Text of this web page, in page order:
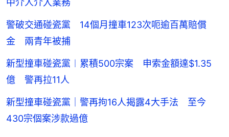
中介人介入業務
警破交通碰瓷黨 14個月撞車123次呃逾百萬賠償
金 兩青年被捕
新型撞車碰瓷黨︱累積500宗案 申索金額達$1.35
億 警再拉11人
新型撞車碰瓷黨｜警再拘16人揭露4大手法 至今
430宗個案涉款過億